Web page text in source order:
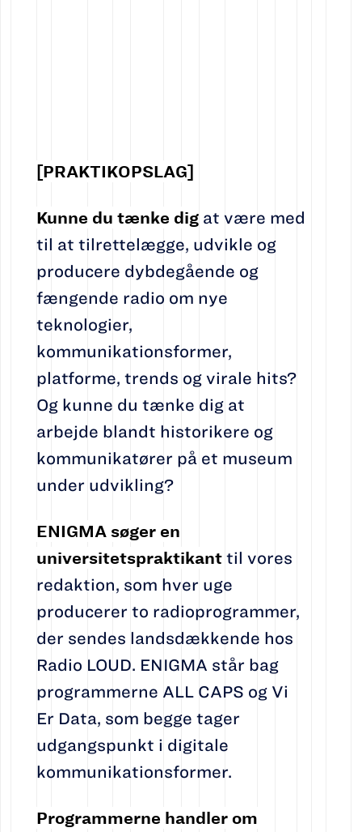
[PRAKTIKOPSLAG]
Kunne du tænke digat være med
til at tilrettelægge, udvikle og
producere dybdegående og
fængende radio om nye
teknologier,
kommunikationsformer,
platforme, trends og virale hits?
Og kunne du tænke dig at
arbejde blandt historikere og
kommunikatører på et museum
under udvikling?
ENIGMA søger en
universitetspraktikanttil vores
redaktion, som hver uge
producerer to radioprogrammer,
der sendes landsdækkende hos
Radio LOUD. ENIGMA står bag
programmerne ALL CAPS og Vi
Er Data, som begge tager
udgangspunkt i digitale
kommunikationsformer.
Programmerne handler om